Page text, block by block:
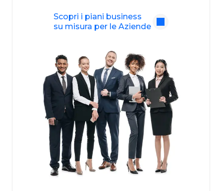
Scopri i piani business
su misura per le Aziende